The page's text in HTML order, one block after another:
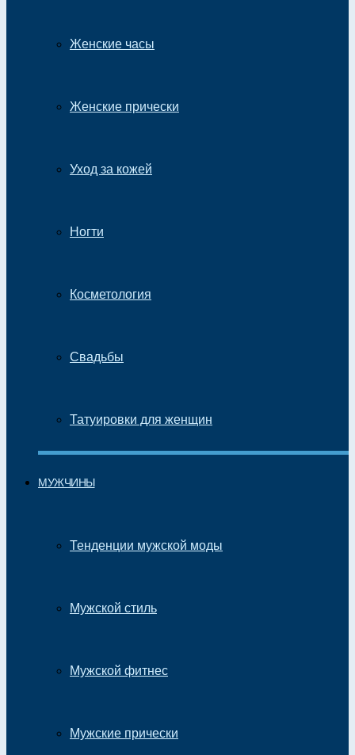
Женские часы
Женские прически
Уход за кожей
Ногти
Косметология
Свадьбы
Татуировки для женщин
МУЖЧИНЫ
Тенденции мужской моды
Мужской стиль
Мужской фитнес
Мужские прически